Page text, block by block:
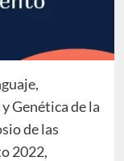
Genética de la
de las
2022,